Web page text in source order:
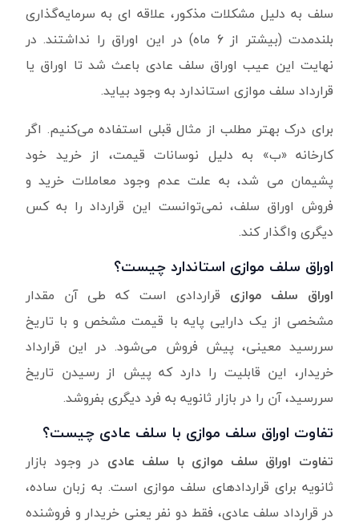
سلف به دلیل مشکلات مذکور، علاقه ای به سرمایه‌گذاری
بلندمدت (بیشتر از 6 ماه) در این اوراق را نداشتند. در
نهایت این عیب اوراق سلف عادی باعث شد تا اوراق یا
قرارداد سلف موازی استاندارد به وجود بیاید.
برای درک بهتر مطلب از مثال قبلی استفاده می‌کنیم. اگر
کارخانه «ب» به دلیل نوسانات قیمت، از خرید خود
پشیمان می شد، به علت عدم وجود معاملات خرید و
فروش اوراق سلف، نمی‌توانست این قرارداد را به کس
دیگری واگذار کند.
اوراق سلف موازی استاندارد چیست؟
اوراق سلف موازی قراردادی است که طی آن مقدار
مشخصی از یک دارایی پایه با قیمت مشخص و با تاریخ
سررسید معینی، پیش فروش می‌شود. در این قرارداد
خریدار، این قابلیت را دارد که پیش از رسیدن تاریخ
سررسید، آن را در بازار ثانویه به فرد دیگری بفروشد.
تفاوت اوراق سلف موازی با سلف عادی چیست؟
تفاوت اوراق سلف موازی با سلف عادی در وجود بازار
ثانویه برای قراردادهای سلف موازی است. به زبان ساده،
در قرارداد سلف عادی، فقط دو نفر یعنی خریدار و فروشنده